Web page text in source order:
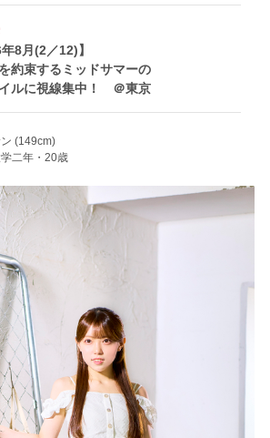
年8月(2／12)】
約束するミッドサマーの
ルに視線集中！ ＠東京
(149cm)
二年・20歳